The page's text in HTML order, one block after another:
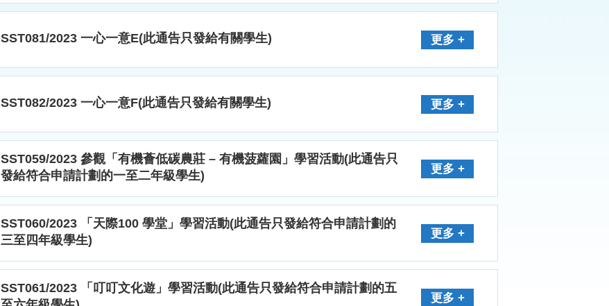
SST081/2023 一心一意E(此通告只發給有關學生) 更多 +
SST082/2023 一心一意F(此通告只發給有關學生) 更多 +
SST059/2023 參觀「有機薈低碳農莊 – 有機菠蘿園」學習活動(此通告只
發給符合申請計劃的一至二年級學生)
更多 +
SST060/2023 「天際100 學堂」學習活動(此通告只發給符合申請計劃的
三至四年級學生)
更多 +
SST061/2023 「叮叮文化遊」學習活動(此通告只發給符合申請計劃的五
更多 +